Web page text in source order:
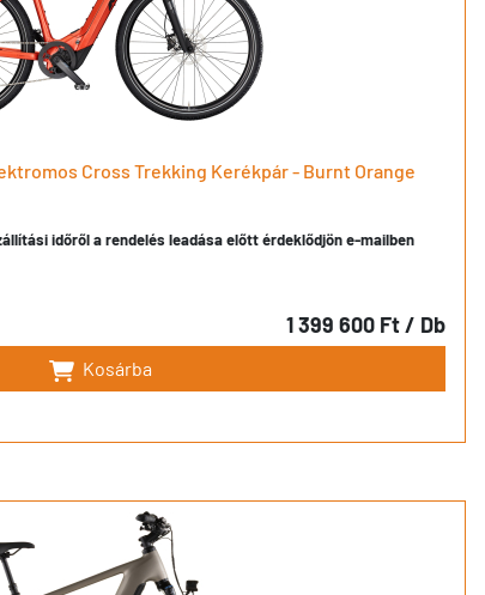
Cross Trekking Kerékpár - Burnt Orange
időről a rendelés leadása előtt érdeklődjön e-mailben
1 399 600 Ft/ Db
Kosárba